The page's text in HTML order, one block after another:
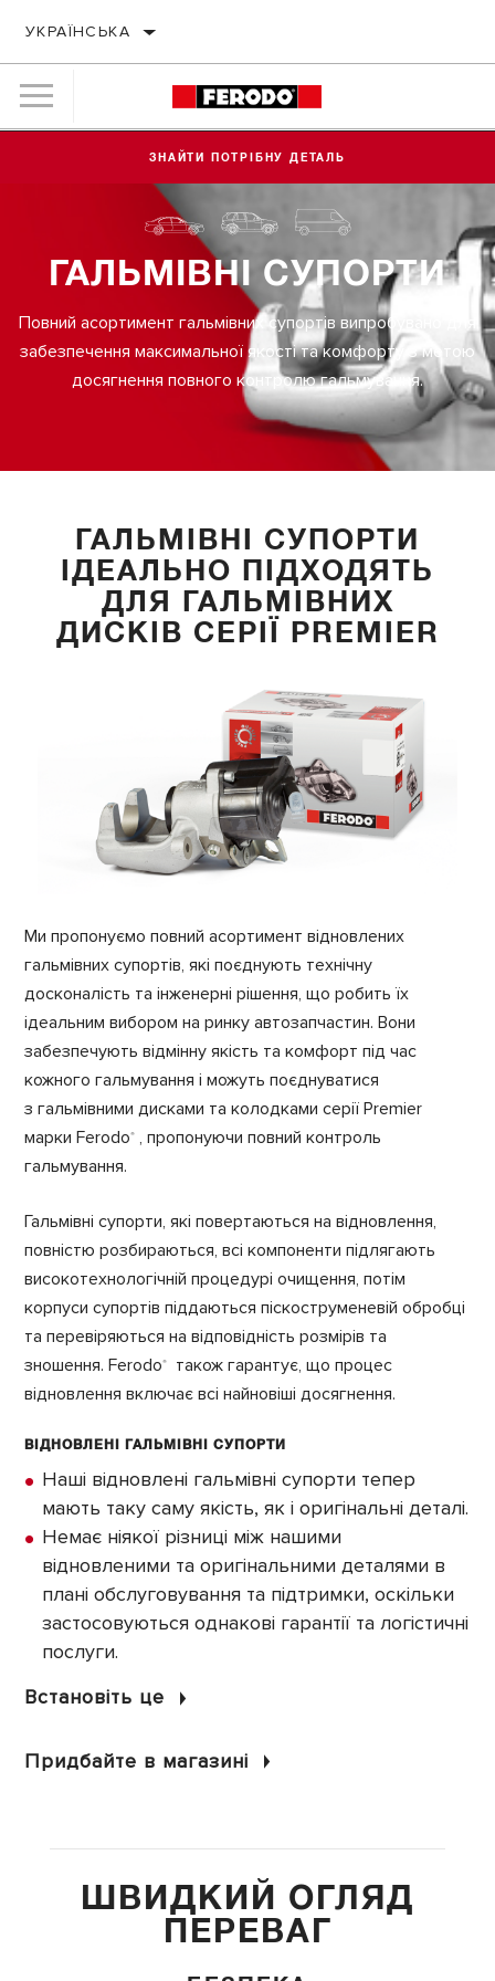
УКРАЇНСЬКА
ЗНАЙТИ ПОТРІБНУ ДЕТАЛЬ
ГАЛЬМІВНІ СУПОРТИ
Повний асортимент гальмівних супортів випробувано для
забезпечення максимальної якості та комфорту з метою
досягнення повного контролю гальмування.
ГАЛЬМІВНІ СУПОРТИ
ІДЕАЛЬНО ПІДХОДЯТЬ
ДЛЯ ГАЛЬМІВНИХ
ДИСКІВ СЕРІЇ PREMIER
Ми пропонуємо повний асортимент відновлених
гальмівних супортів, які поєднують технічну
досконалість та інженерні рішення, що робить їх
ідеальним вибором на ринку автозапчастин. Вони
забезпечують відмінну якість та комфорт під час
кожного гальмування і можуть поєднуватися
з гальмівними дисками та колодками серії Premier
марки Ferodo® , пропонуючи повний контроль
гальмування.
Гальмівні супорти, які повертаються на відновлення,
повністю розбираються, всі компоненти підлягають
високотехнологічній процедурі очищення, потім
корпуси супортів піддаються піскоструменевій обробці
та перевіряються на відповідність розмірів та
зношення. Ferodo®
також гарантує, що процес
відновлення включає всі найновіші досягнення.
ВІДНОВЛЕНІ ГАЛЬМІВНІ СУПОРТИ
Наші відновлені гальмівні супорти тепер
мають таку саму якість, як і оригінальні деталі.
Немає ніякої різниці між нашими
відновленими та оригінальними деталями в
плані обслуговування та підтримки, оскільки
застосовуються однакові гарантії та логістичні
послуги.
Встановіть це
Придбайте в магазині
ШВИДКИЙ ОГЛЯД
ПЕРЕВАГ